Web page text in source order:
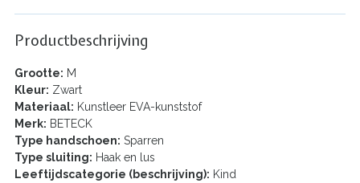
Productbeschrijving
Grootte: M
Kleur: Zwart
Materiaal: Kunstleer EVA-kunststof
Merk: BETECK
Type handschoen: Sparren
Type sluiting: Haak en lus
Leeftijdscategorie (beschrijving): Kind